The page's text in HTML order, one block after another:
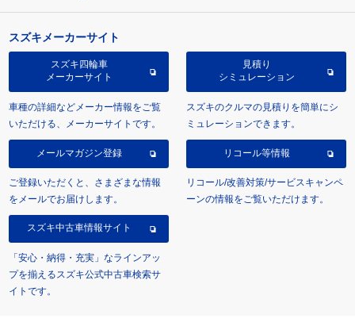
スズキメーカーサイト
スズキ四輪車
メーカーサイト
車種の詳細などメーカー情報をご覧
いただける、メーカーサイトです。
見積り
シミュレーション
スズキのクルマの見積りを簡単にシ
ミュレーションできます。
メールマガジン登録
ご登録いただくと、さまざまな情報
をメールでお届けします。
リコール等情報
リコール/改善対策/サービスキャンペ
ーンの情報をご覧いただけます。
スズキ中古車情報サイト
「安心・納得・充実」なラインアッ
プを揃えるスズキ公式中古車検索サ
イトです。